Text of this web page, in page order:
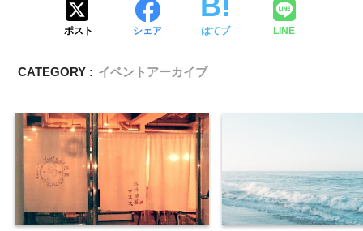
ポスト シェア はてブ LINE
CATEGORY : イベントアーカイブ